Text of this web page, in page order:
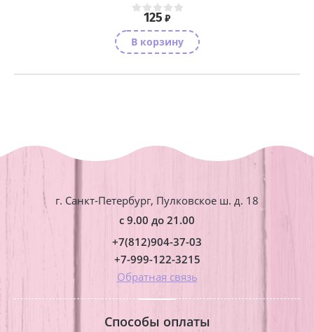
125 ₽
В корзину
г. Санкт-Петербург, Пулковское ш. д. 18
с 9.00 до 21.00
+7(812)904-37-03
+7-999-122-3215
Обратная связь
Способы оплаты